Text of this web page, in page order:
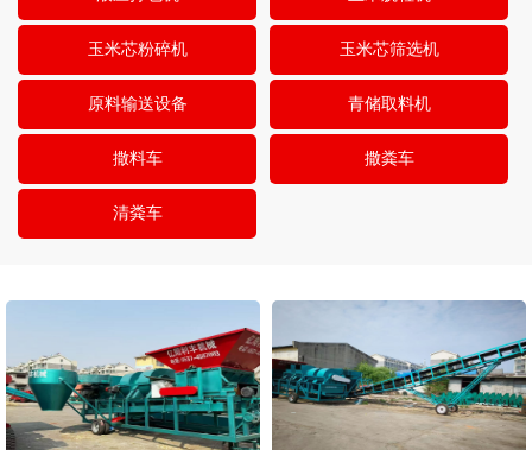
1 2 2
玉米芯粉碎机 玉米芯筛选机
原料输送设备 青储取料机
撒料车 撒粪车
清粪车